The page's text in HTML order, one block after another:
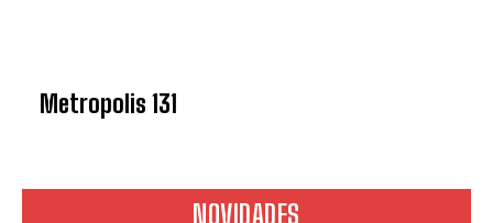
Metropolis 131
NOVIDADES